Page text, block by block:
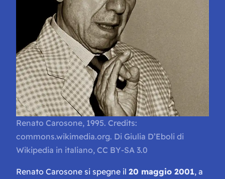
Renato Carosone, 1995. Credits:
commons.wikimedia.org. Di Giulia D’Eboli di
Wikipedia in italiano, CC BY-SA 3.0
Renato Carosone si spegne il 20 maggio 2001, a